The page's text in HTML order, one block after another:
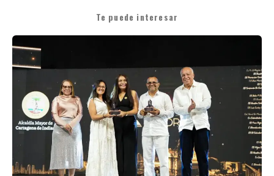
Te puede interesar